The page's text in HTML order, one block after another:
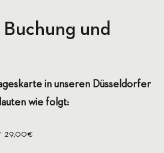
und
in unseren Düsseldorfer
wie folgt:
29,00€